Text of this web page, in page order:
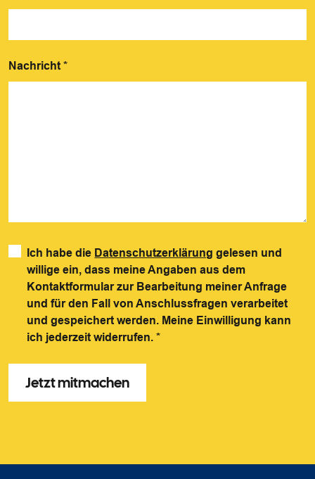
Nachricht *
Ich habe die Datenschutzerklärung gelesen und
willige ein, dass meine Angaben aus dem
Kontaktformular zur Bearbeitung meiner Anfrage
und für den Fall von Anschlussfragen verarbeitet
und gespeichert werden. Meine Einwilligung kann
ich jederzeit widerrufen.*